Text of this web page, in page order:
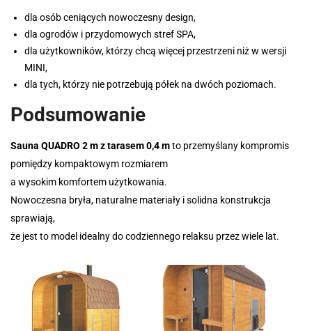
dla osób ceniących nowoczesny design,
dla ogrodów i przydomowych stref SPA,
dla użytkowników, którzy chcą więcej przestrzeni niż w wersji
MINI,
dla tych, którzy nie potrzebują półek na dwóch poziomach.
Podsumowanie
Sauna QUADRO 2 m z tarasem 0,4 mto przemyślany kompromis
pomiędzy kompaktowym rozmiarem
a wysokim komfortem użytkowania.
Nowoczesna bryła, naturalne materiały i solidna konstrukcja
sprawiają,
że jest to model idealny do codziennego relaksu przez wiele lat.